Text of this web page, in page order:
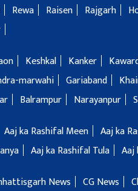
Rewa Raisen Rajgarh
Keshkal Kanker
marwahi Gariaband
Balrampur Narayanpur
Aaj ka Rashifal Meen Aaj ka
Aaj ka Rashifal Tula Aaj
News CG News